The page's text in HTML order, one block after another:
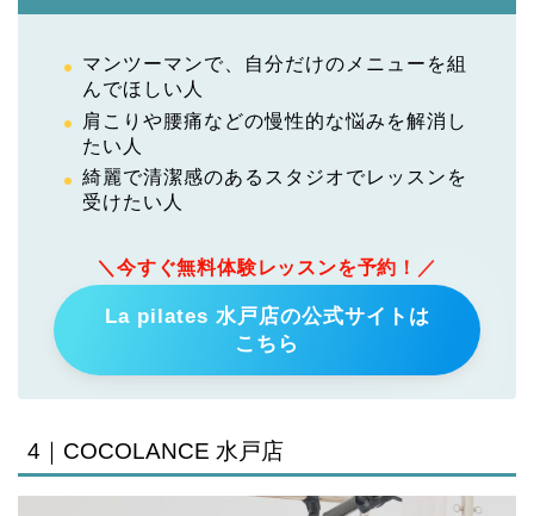
マンツーマンで、自分だけのメニューを組
んでほしい人
肩こりや腰痛などの慢性的な悩みを解消し
たい人
綺麗で清潔感のあるスタジオでレッスンを
受けたい人
＼今すぐ無料体験レッスンを予約！／
La pilates 水戸店の公式サイトは
こちら
4｜COCOLANCE 水戸店